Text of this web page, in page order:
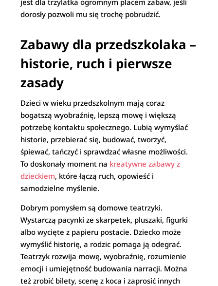
jest dla trzylatka ogromnym placem zabaw, jeśli
dorosły pozwoli mu się trochę pobrudzić.
Zabawy dla przedszkolaka –
historie, ruch i pierwsze
zasady
Dzieci w wieku przedszkolnym mają coraz
bogatszą wyobraźnię, lepszą mowę i większą
potrzebę kontaktu społecznego. Lubią wymyślać
historie, przebierać się, budować, tworzyć,
śpiewać, tańczyć i sprawdzać własne możliwości.
To doskonały moment na kreatywne zabawy z
dzieckiem, które łączą ruch, opowieść i
samodzielne myślenie.
Dobrym pomysłem są domowe teatrzyki.
Wystarczą pacynki ze skarpetek, pluszaki, figurki
albo wycięte z papieru postacie. Dziecko może
wymyślić historię, a rodzic pomaga ją odegrać.
Teatrzyk rozwija mowę, wyobraźnię, rozumienie
emocji i umiejętność budowania narracji. Można
też zrobić bilety, scenę z koca i zaprosić innych